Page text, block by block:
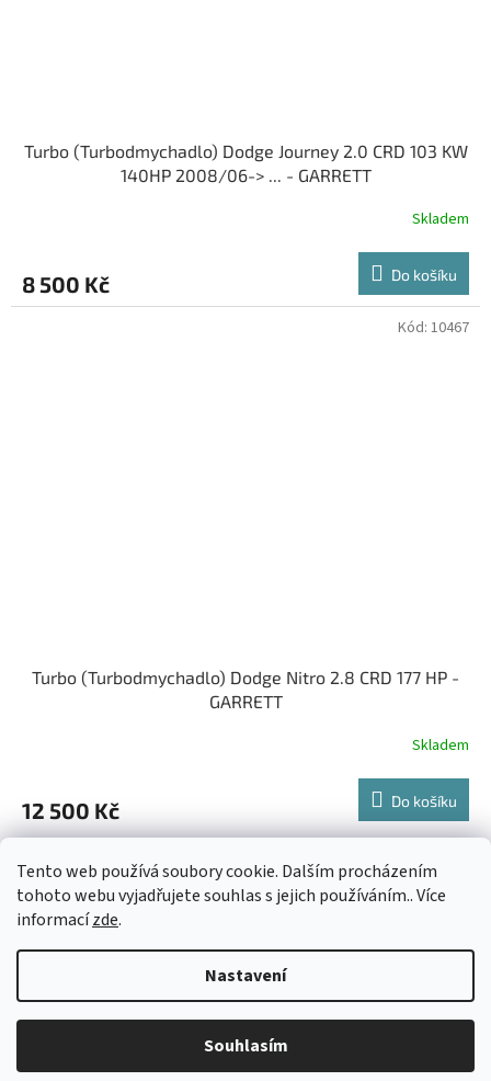
Tento web používá soubory cookie. Dalším procházením
tohoto webu vyjadřujete souhlas s jejich používáním.. Více
informacízde.
Nastavení
Souhlasím
Turbo (Turbodmychadlo) Dodge Journey 2.0 CRD 103 KW
140HP 2008/06-> ... - GARRETT
Skladem
8 500 Kč Do košíku
Turbo (Turbodmychadlo) Dodge Nitro 2.8 CRD 177 HP -
GARRETT
Skladem
12 500 Kč Do košíku
Kód: 10467
O
v
d
a
c
í
p
r
5 položek celkem
Copyright 2026AUTOSV - repasované posilovače řízení. Všechna
práva vyhrazena.